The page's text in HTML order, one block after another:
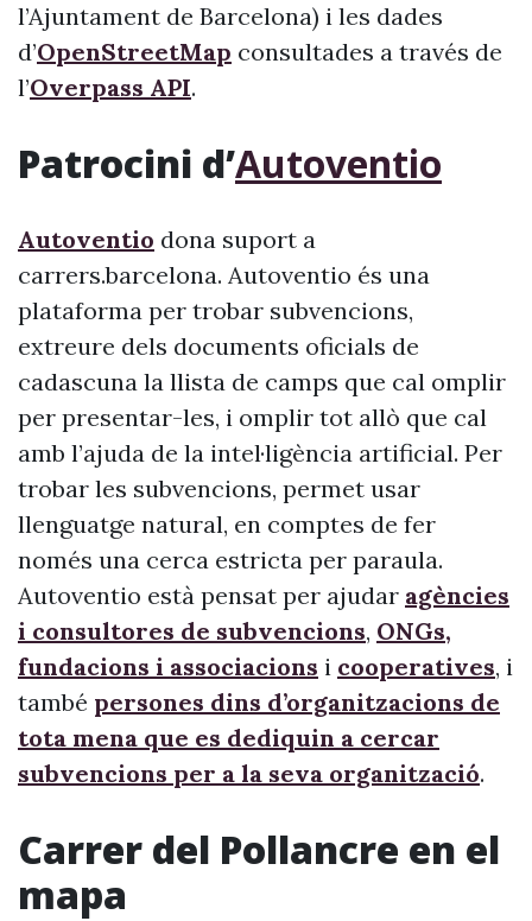
l’Ajuntament de Barcelona) i les dades
d’OpenStreetMap consultades a través de
l’Overpass API.
Patrocini d’Autoventio
Autoventio dona suport a
carrers.barcelona. Autoventio és una
plataforma per trobar subvencions,
extreure dels documents oficials de
cadascuna la llista de camps que cal omplir
per presentar-les, i omplir tot allò que cal
amb l’ajuda de la intel·ligència artificial. Per
trobar les subvencions, permet usar
llenguatge natural, en comptes de fer
només una cerca estricta per paraula.
Autoventio està pensat per ajudar agències
i consultores de subvencions, ONGs,
fundacions i associacions i cooperatives, i
també persones dins d’organitzacions de
tota mena que es dediquin a cercar
subvencions per a la seva organització.
Carrer del Pollancre en el
mapa